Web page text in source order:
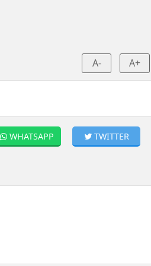
A- A+
TWITTER
WHATSAPP